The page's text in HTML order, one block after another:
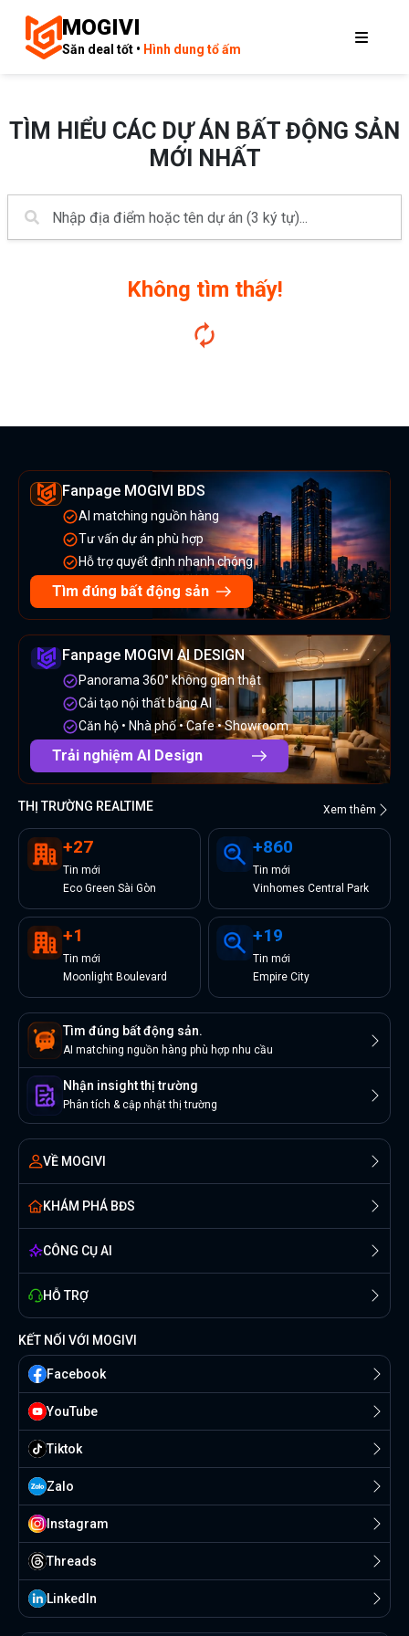
MOGIVI
Săn deal tốt • Hình dung tổ ấm
TÌM HIỂU CÁC DỰ ÁN BẤT ĐỘNG SẢN
MỚI NHẤT
Không tìm thấy!
Fanpage MOGIVI BDS
AI matching nguồn hàng
Tư vấn dự án phù hợp
Hỗ trợ quyết định nhanh chóng
Tìm đúng bất động sản
Fanpage MOGIVI AI DESIGN
Panorama 360° không gian thật
Cải tạo nội thất bằng AI
Căn hộ • Nhà phố • Cafe • Showroom
Trải nghiệm AI Design
THỊ TRƯỜNG REALTIME Xem thêm
+27
Tin mới
Eco Green Sài Gòn
+860
Tin mới
Vinhomes Central Park
+1
Tin mới
Moonlight Boulevard
+19
Tin mới
Empire City
Tìm đúng bất động sản.
AI matching nguồn hàng phù hợp nhu cầu
Nhận insight thị trường
Phân tích & cập nhật thị trường
VỀ MOGIVI
KHÁM PHÁ BĐS
CÔNG CỤ AI
HỖ TRỢ
KẾT NỐI VỚI MOGIVI
Facebook
YouTube
Tiktok
Zalo
Instagram
Threads
Linkedln